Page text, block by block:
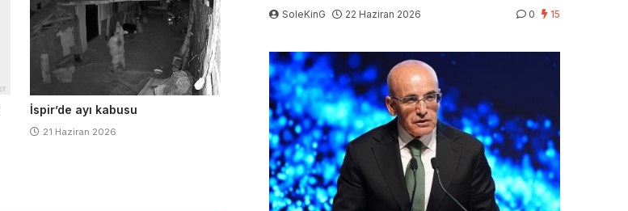
İspir’de ayı kabusu
21 Haziran 2026
SoleKinG 22 Haziran 2026 0 15